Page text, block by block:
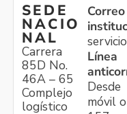
SEDE
NACIO
NAL
Carrera
85D No.
46A – 65
Complejo
logístico
Correo
Línea
Desde
móvil